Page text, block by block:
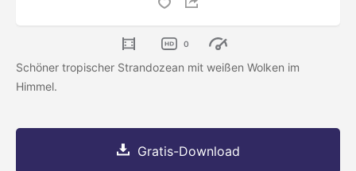
0
Schöner tropischer Strandozean mit weißen Wolken im
Himmel.
Gratis-Download